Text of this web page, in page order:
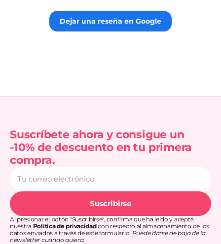
Dejar una reseña en Google
Suscríbete ahora y consigue un
-10% de descuento en tu primera
compra.
correo
electrónico
Suscribirse
Al presionar el botón "Suscribirse", confirma que ha leído y acepta
nuestra Política de privacidadcon respecto al almacenamiento de los
datos enviados a través de este formulario. Puede darse de baja de la
newsletter cuando quiera.